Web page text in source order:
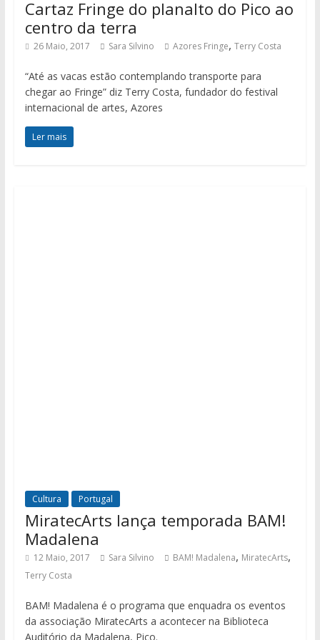
Cartaz Fringe do planalto do Pico ao
centro da terra
26 Maio, 2017 Sara Silvino Azores Fringe, Terry Costa
“Até as vacas estão contemplando transporte para
chegar ao Fringe” diz Terry Costa, fundador do festival
internacional de artes, Azores
Ler mais
Cultura Portugal
MiratecArts lança temporada BAM!
Madalena
12 Maio, 2017 Sara Silvino BAM! Madalena, MiratecArts,
Terry Costa
BAM! Madalena é o programa que enquadra os eventos
da associação MiratecArts a acontecer na Biblioteca
Auditório da Madalena, Pico.